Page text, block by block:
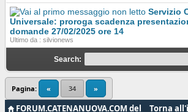
Servizio
Universale: proroga scadenza
domande 27/02/2025 ore 14
Ultimo da : silvionews
Search:
Pagina: « 34 »
Torna
FORUM.CATENANUOVA.COM del